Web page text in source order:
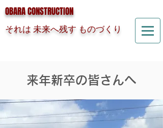
OBARA CONSTRUCTION
それは 未来へ残す ものづくり
来年新卒の皆さんへ